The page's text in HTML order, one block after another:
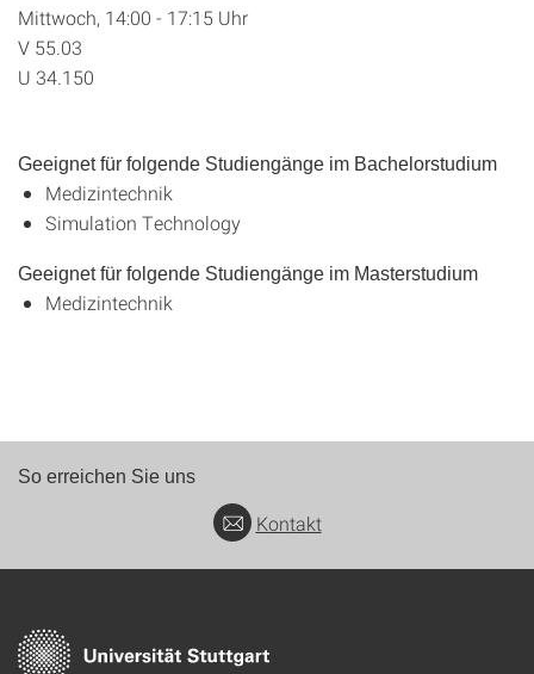
Mittwoch, 14:00 - 17:15 Uhr
V 55.03
U 34.150
Geeignet für folgende Studiengänge im Bachelorstudium
Medizintechnik
Simulation Technology
Geeignet für folgende Studiengänge im Masterstudium
Medizintechnik
So erreichen Sie uns
Kontakt